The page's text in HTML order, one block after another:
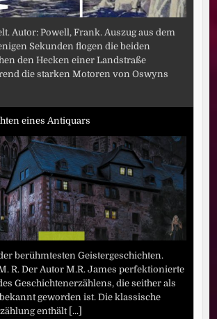
Autor: Powell, Frank. Auszug aus dem
Sekunden flogen die beiden
den Hecken einer Landstraße
die starken Motoren von Oswyns
eines Antiquars
berühmtesten Geistergeschichten.
R. Der Autor M.R. James perfektionierte
Geschichtenerzählens, die seither als
geworden ist. Die klassische
enthält [...]